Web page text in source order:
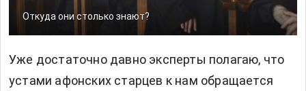
Откуда они столько знают?
Уже достаточно давно эксперты полагаю, что
устами афонских старцев к нам обращается